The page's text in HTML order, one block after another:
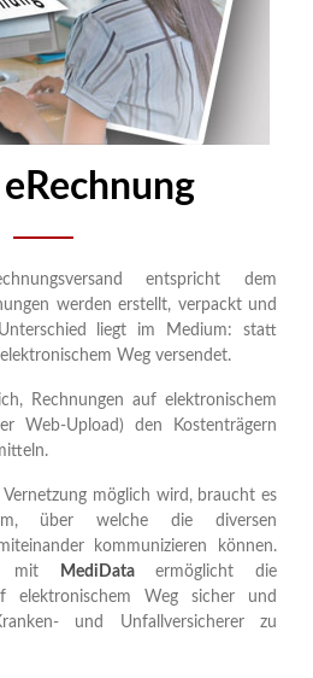
entspricht dem
werden erstellt, verpackt und
liegt im Medium: statt
Weg versendet.
Rechnungen auf elektronischem
Web-Upload) den Kostenträgern
möglich wird, braucht es
über welche die diversen
kommunizieren können.
mit MediDataermöglicht die
elektronischem Weg sicher und
und Unfallversicherer zu